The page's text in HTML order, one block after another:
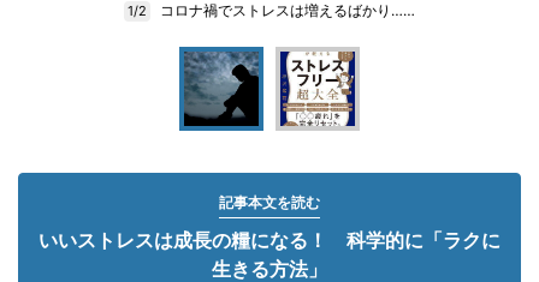
1/2 コロナ禍でストレスは増えるばかり……
記事本文を読む
いいストレスは成長の糧になる！ 科学的に「ラクに
生きる方法」